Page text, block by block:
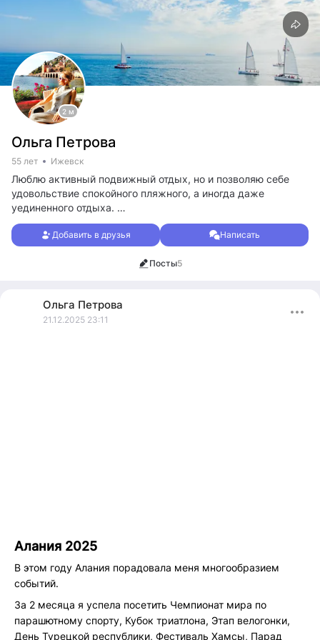
2 м
Ольга Петрова
55 лет Ижевск
Люблю активный подвижный отдых, но и позволяю себе
удовольствие спокойного пляжного, а иногда даже
уединенного отдыха.
Считаю, что все зависит от настроения и компании.
Могу легко рвануть в снежные горы на лыжные трассы
или наоборот застрять на теплом берегу моря в длительной
Приятно видеть и ощущать все его краски и грани.
Добавить в друзья Написать
Посты5
Ольга Петрова
21.12.2025 23:11
Алания 2025
В этом году Алания порадовала меня многообразием
событий.
За 2 месяца я успела посетить Чемпионат мира по
парашютному спорту, Кубок триатлона, Этап велогонки,
День Турецкой республики, Фестиваль Хамсы, Парад